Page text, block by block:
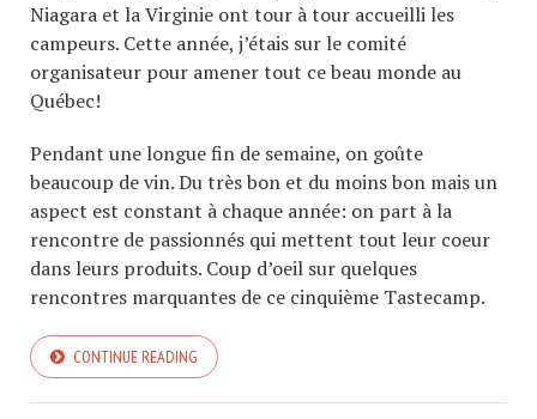
Niagara et la Virginie ont tour à tour accueilli les
campeurs. Cette année, j’étais sur le comité
organisateur pour amener tout ce beau monde au
Québec!
Pendant une longue fin de semaine, on goûte
beaucoup de vin. Du très bon et du moins bon mais un
aspect est constant à chaque année: on part à la
rencontre de passionnés qui mettent tout leur coeur
dans leurs produits. Coup d’oeil sur quelques
rencontres marquantes de ce cinquième Tastecamp.
CONTINUE READING